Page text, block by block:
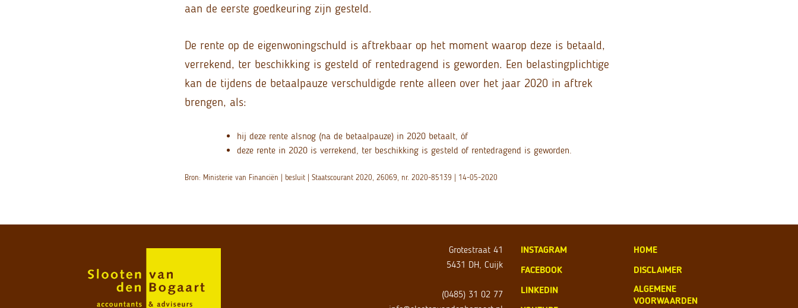
aan de eerste goedkeuring zijn gesteld.
De rente op de eigenwoningschuld is aftrekbaar op het moment waarop deze is betaald,
verrekend, ter beschikking is gesteld of rentedragend is geworden. Een belastingplichtige
kan de tijdens de betaalpauze verschuldigde rente alleen over het jaar 2020 in aftrek
brengen, als:
hij deze rente alsnog (na de betaalpauze) in 2020 betaalt, óf
deze rente in 2020 is verrekend, ter beschikking is gesteld of rentedragend is geworden.
Bron: Ministerie van Financiën | besluit | Staatscourant 2020, 26069, nr. 2020-85139 | 14-05-2020
Grotestraat 41
5431 DH, Cuijk
(0485) 31 02 77
INSTAGRAM
FACEBOOK
LINKEDIN
HOME
DISCLAIMER
ALGEMENE
VOORWAARDEN